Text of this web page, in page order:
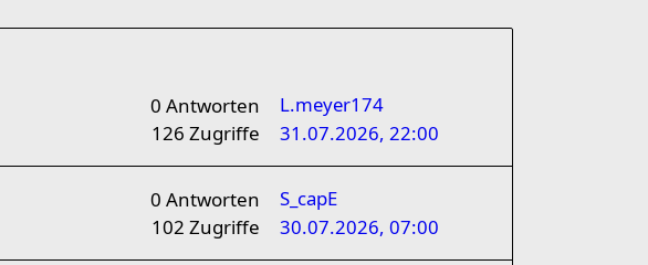
0Antworten
126Zugriffe
L.meyer174
31.07.2026, 22:00
0Antworten
102Zugriffe
S_capE
30.07.2026, 07:00